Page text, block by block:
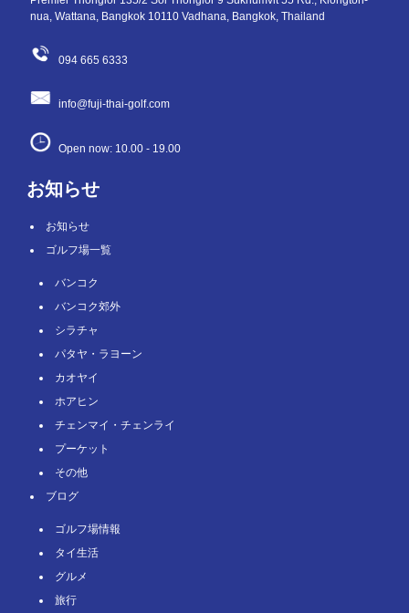
nua, Wattana, Bangkok 10110 Vadhana, Bangkok, Thailand
094 665 6333
info@fuji-thai-golf.com
Open now: 10.00 - 19.00
お知らせ
お知らせ
ゴルフ場一覧
バンコク
バンコク郊外
シラチャ
パタヤ・ラヨーン
カオヤイ
ホアヒン
チェンマイ・チェンライ
プーケット
その他
ブログ
ゴルフ場情報
タイ⽣活
グルメ
旅⾏